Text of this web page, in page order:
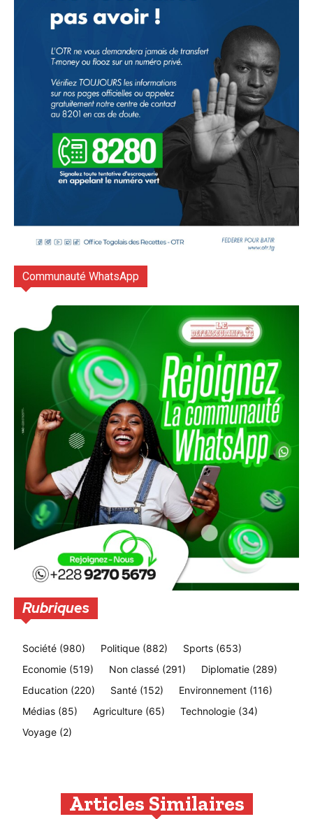
Communauté WhatsApp
Rubriques
Société (980) Politique (882) Sports (653)
Economie (519) Non classé (291) Diplomatie (289)
Education (220) Santé (152) Environnement (116)
Médias (85) Agriculture (65) Technologie (34)
Voyage (2)
Articles Similaires